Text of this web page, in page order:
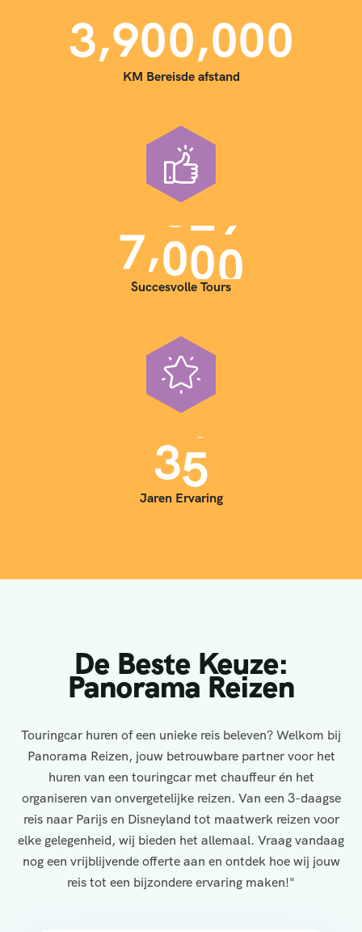
3,900,000
KM Bereisde afstand
7,000
Succesvolle Tours
35
Jaren Ervaring
De Beste Keuze:
Panorama Reizen
Touringcar huren of een unieke reis beleven? Welkom bij
Panorama Reizen, jouw betrouwbare partner voor het
huren van een touringcar met chauffeur én het
organiseren van onvergetelijke reizen. Van een 3-daagse
reis naar Parijs en Disneyland tot maatwerk reizen voor
elke gelegenheid, wij bieden het allemaal. Vraag vandaag
nog een vrijblijvende offerte aan en ontdek hoe wij jouw
reis tot een bijzondere ervaring maken!"